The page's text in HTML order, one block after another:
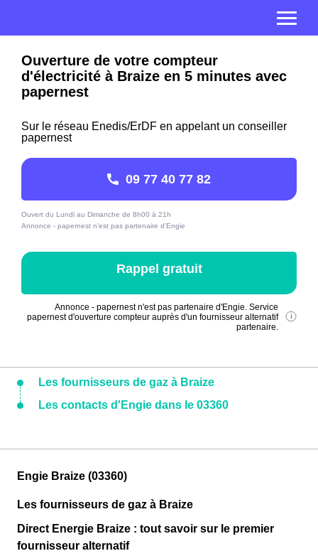
Ouverture de votre compteur
d'électricité à Braize en 5 minutes avec
papernest
Sur le réseau Enedis/ErDF en appelant un conseiller
papernest
09 77 40 77 82
Ouvert du Lundi au Dimanche de 8h00 à 21h
Annonce - papernest n'est pas partenaire d'Engie
Rappel gratuit
Annonce - papernest n'est pas partenaire d'Engie. Service
papernest d'ouverture compteur auprès d'un fournisseur alternatif
partenaire.
Les fournisseurs de gaz à Braize
Les contacts d'Engie dans le 03360
Engie Braize (03360)
Les fournisseurs de gaz à Braize
Direct Energie Braize : tout savoir sur le premier
fournisseur alternatif